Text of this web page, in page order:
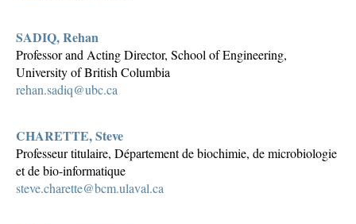
SADIQ, Rehan
Professor and Acting Director, School of Engineering,
University of British Columbia
rehan.sadiq@ubc.ca
CHARETTE, Steve
Professeur titulaire, Département de biochimie, de microbiologie
et de bio-informatique
steve.charette@bcm.ulaval.ca